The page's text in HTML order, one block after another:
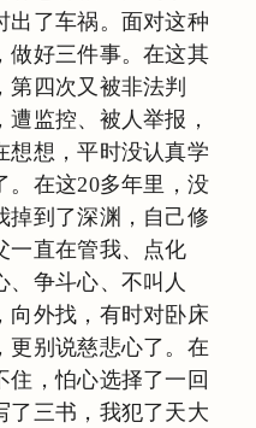
出了车祸。面对这种
做好三件事。在这其
第四次又被非法判
监控、被人举报，
想想，平时没认真学
。在这20多年里，没
掉到了深渊，自己修
一直在管我、点化
、争斗心、不叫人
向外找，有时对卧床
更别说慈悲心了。在
住，怕心选择了一回
了三书，我犯了天大